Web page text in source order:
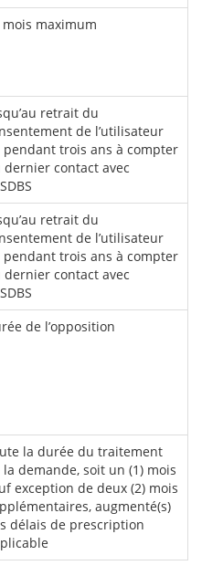
mois maximum
retrait du
de l’utilisateur
pendant trois ans à compter
dernier contact avec
retrait du
de l’utilisateur
pendant trois ans à compter
dernier contact avec
de l’opposition
la durée du traitement
la demande, soit un (1) mois
exception de deux (2) mois
augmenté(s)
délais de prescription